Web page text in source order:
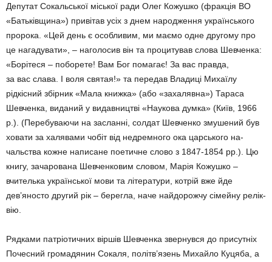
Депутат Сокальської місь­кої ради Олег Кожушко (фракція ВО
«Батьківщина») при­вітав усіх з днем народ­ження українського
пророка. «Цей де­нь є особливим, ми маємо одне другому про
це нага­дувати», – наголосив він та процитував слова Шев­ченка:
«Борітеся – поборете! Вам Бог помагає! За вас правда,
за вас слава. І воля святая!» та передав Владиці Михаїлу
рідкісний збірник «Мала книж­ка» (або «заха­лявна») Тараса
Шевченка, виданий у видавництві «Нау­кова дум­ка» (Київ, 1966
р.). (Перебу­ваючи на засланні, солдат Шевченко змушений був
ховати за халявами чо­біт від недремного ока цар­ського на­
чальства кожне написане поетичне слово з 1847-1854 рр.). Цю
книгу, зачарована Шевченковим словом, Марія Кожушко –
вчителька україн­ської мови та літератури, кот­рій вже йде
дев’яносто дру­гий рік – бе­регла, наче найдорожчу сі­мейну релік­
вію.
Рядками патріотичних вір­шів Шевченка звернувся до присутніх
Почесний гро­ма­­дянин Сокаля, політ­в’я­зень Михайло Куцяба, а